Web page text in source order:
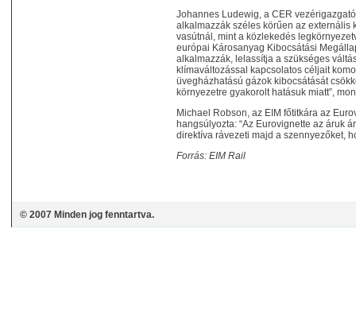
Johannes Ludewig, a CER
alkalmazzák széles körűen az externális
vasútnál, mint a közlekedés
európai Károsanyag Kibocsátási
alkalmazzák, lelassítja a szükséges
klímaváltozással kapcsolatos céljait
üvegházhatású gázok kibocsátását
környezetre gyakorolt hatásuk miatt”,
Michael Robson, az EIM főtitkára az
hangsúlyozta: “Az Eurovignette az áruk
direktíva rávezeti majd a szennyezőket,
Forrás: EIM Rail
© 2007 Minden jog fenntartva.